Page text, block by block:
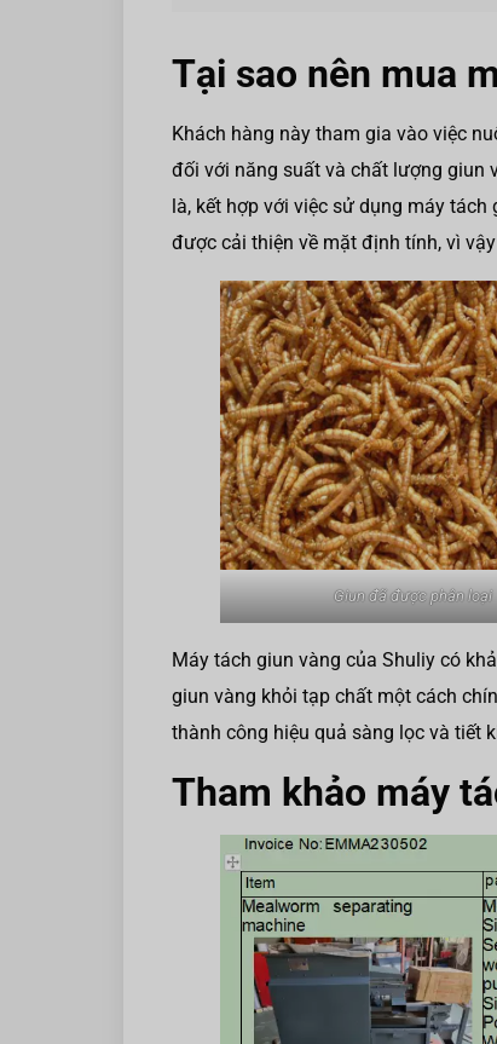
Tại sao nên mua
Khách hàng này tham gia vào việc
đối với năng suất và chất lượng giun
là, kết hợp với việc sử dụng máy
được cải thiện về mặt định tính, vì
Giun đã được phân loại
Máy tách giun vàng của Shuliy có
giun vàng khỏi tạp chất một cách
thành công hiệu quả sàng lọc và tiết
Tham khảo máy